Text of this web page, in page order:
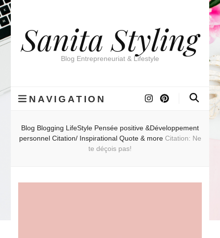
Sanita Styling
Blog Entrepreneuriat & Lifestyle
NAVIGATION
Blog Blogging LifeStyle Pensée positive &Développement
personnel Citation/ Inspirational Quote & more Citation: Ne
te déçois pas!